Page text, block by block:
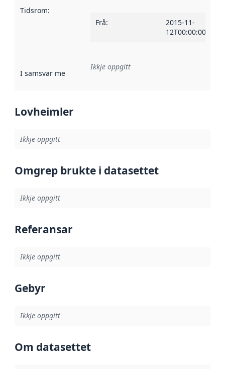
Tidsrom:
Frå:
2015-11-
12T00:00:00Z
I samsvar med Referanse til ei implementeringsregel eller
Ikkje oppgitt
Lovheimler
Ikkje oppgitt
Omgrep brukte i datasettet
Ikkje oppgitt
Referansar
Ikkje oppgitt
Gebyr
Ikkje oppgitt
Om datasettet